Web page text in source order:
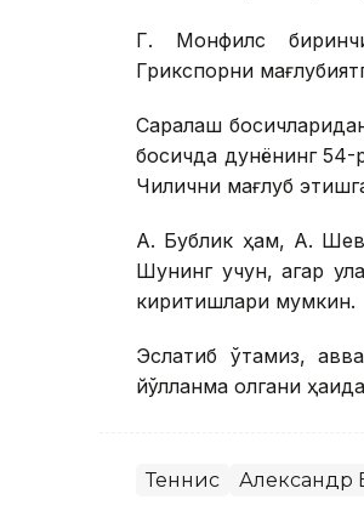
Г. Монфилс
Грикспорни
Саралаш
босқичда дунёнинг
Чилични мағлуб
А. Бублик ҳам, А.
Шунинг учун, агар
киритишлари мумкин.
Эслатиб ўтамиз,
йўлланма олгани ҳақида
Теннис Александр